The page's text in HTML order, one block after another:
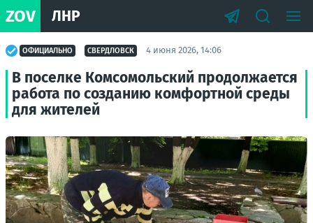
ZOV ЛНР
ОФИЦИАЛЬНО СВЕРДЛОВСК 4 июня 2026, 14:06
В поселке Комсомольский продолжается
работа по созданию комфортной среды
для жителей